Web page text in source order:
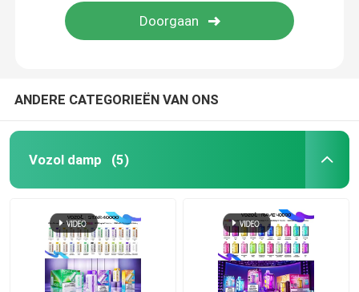
ANDERE CATEGORIEËN VAN ONS
Vozol damp (5)